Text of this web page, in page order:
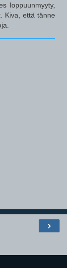
loppuunmyyty,
Kiva, että tänne
›